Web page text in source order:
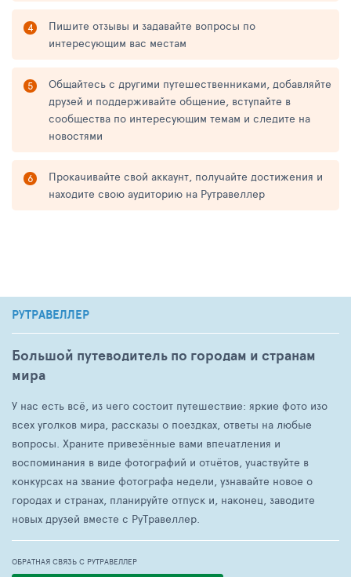
Пишите отзывы и задавайте вопросы по
интересующим вас местам
Общайтесь с другими путешественниками, добавляйте
друзей и поддерживайте общение, вступайте в
сообщества по интересующим темам и следите на
новостями
Прокачивайте свой аккаунт, получайте достижения и
находите свою аудиторию на Рутравеллер
РУТРАВЕЛЛЕР
Большой путеводитель по городам и странам
мира
У нас есть всё, из чего состоит путешествие: яркие фото изо
всех уголков мира, рассказы о поездках, ответы на любые
вопросы. Храните привезённые вами впечатления и
воспоминания в виде фотографий и отчётов, участвуйте в
конкурсах на звание фотографа недели, узнавайте новое о
городах и странах, планируйте отпуск и, наконец, заводите
новых друзей вместе с РуТравеллер.
ОБРАТНАЯ СВЯЗЬ С РУТРАВЕЛЛЕР